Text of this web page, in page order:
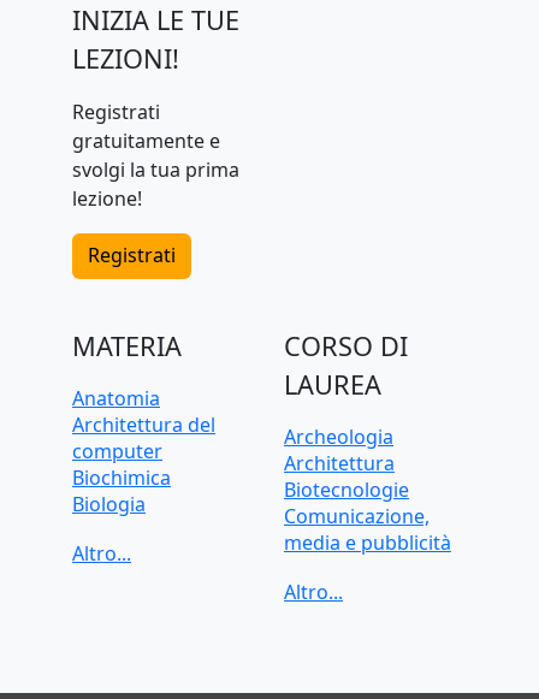
INIZIA LE TUE
LEZIONI!
Registrati
gratuitamente e
svolgi la tua prima
lezione!
Registrati
MATERIA
Anatomia
Architettura del
computer
Biochimica
Biologia
CAD, Disegno
Diritto
CORSO DI
LAUREA
Archeologia
Architettura
Biotecnologie
Comunicazione,
media e pubblicità
Data science